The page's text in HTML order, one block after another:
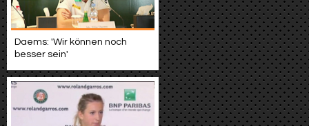
Daems: 'Wir können noch
besser sein'